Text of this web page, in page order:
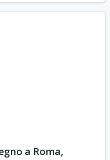
a Roma,